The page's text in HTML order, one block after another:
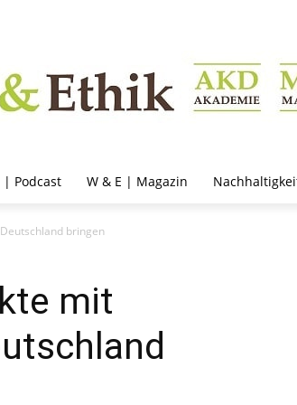
| Podcast W & E | Magazin
bringen
mit